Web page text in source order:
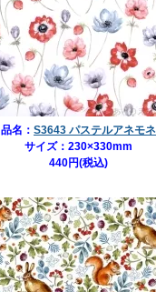
品名： S3643 パステルアネモネ
サイズ：230×330mm
440円(税込)